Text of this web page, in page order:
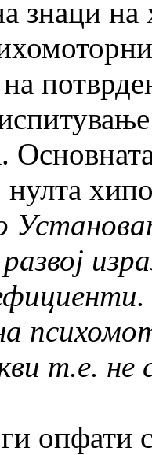
знаци
нулта
т.е. не
опфати